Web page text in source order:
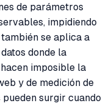
de parámetros
impidiendo
se aplica a
donde la
imposible la
y de medición de
surgir cuando